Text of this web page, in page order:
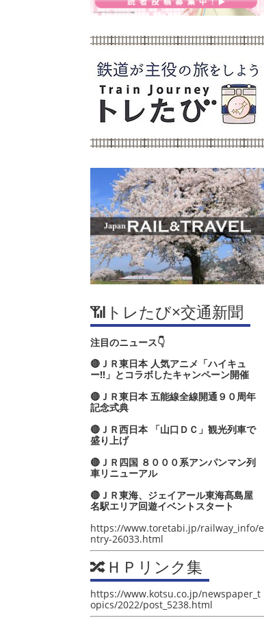
📶トレたび×交通新聞
注目のニュース👇
🔴ＪＲ東日本 人気アニメ「ハイキュ
ー‼」とコラボしたキャンペーン開催
🔴ＪＲ東日本 五能線全線開通９０周年
記念式典
🔴ＪＲ西日本 「山口ＤＣ」観光列車で
盛り上げ
🔴ＪＲ四国 ８０００系アンパンマン列
車リニューアル
🔴ＪＲ東海、ジェイアール東海髙島屋
名駅エリア回遊イベントスタート
https://www.toretabi.jp/railway_info/e
ntry-26033.html
🔀ＨＰリンク集
https://www.kotsu.co.jp/newspaper_t
opics/2022/post_5238.html